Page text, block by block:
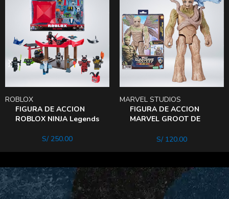
FIGURA DE ACCION
ROBLOX NINJA Legends
ROBLOX
S/250.00
FIGURA DE ACCION
MARVEL GROOT DE
LA Galaxia
MARVEL STUDIOS
S/120.00